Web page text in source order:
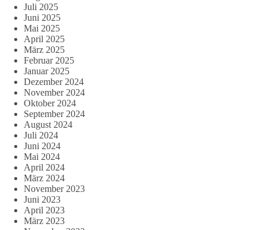
Juli 2025
Juni 2025
Mai 2025
April 2025
März 2025
Februar 2025
Januar 2025
Dezember 2024
November 2024
Oktober 2024
September 2024
August 2024
Juli 2024
Juni 2024
Mai 2024
April 2024
März 2024
November 2023
Juni 2023
April 2023
März 2023